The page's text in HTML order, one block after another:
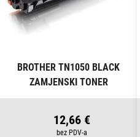
BROTHER TN1050 BLACK
ZAMJENSKI TONER
12,66 €